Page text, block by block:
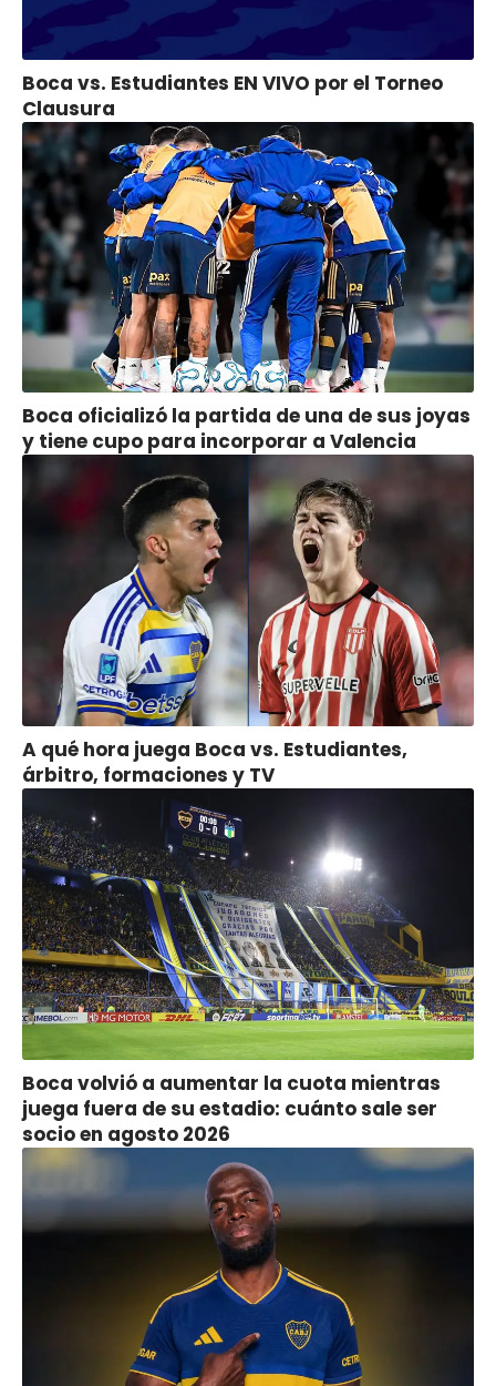
Boca vs. Estudiantes EN VIVO por el Torneo
Clausura
Boca oficializó la partida de una de sus joyas
y tiene cupo para incorporar a Valencia
A qué hora juega Boca vs. Estudiantes,
árbitro, formaciones y TV
Boca volvió a aumentar la cuota mientras
juega fuera de su estadio: cuánto sale ser
socio en agosto 2026